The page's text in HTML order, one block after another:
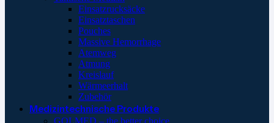
Einsatzrucksäcke
Einsatztaschen
Pouches
Massive Hemorrhage
Atemweg
Atmung
Kreislauf
Wärmeerhalt
Zubehör
Medizintechnische Produkte
GOLMED – the better choice